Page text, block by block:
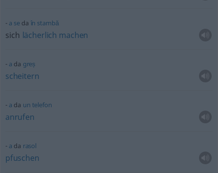
a se da în stambă
sich lächerlich machen
a da greș
scheitern
a da un telefon
anrufen
a da rasol
pfuschen